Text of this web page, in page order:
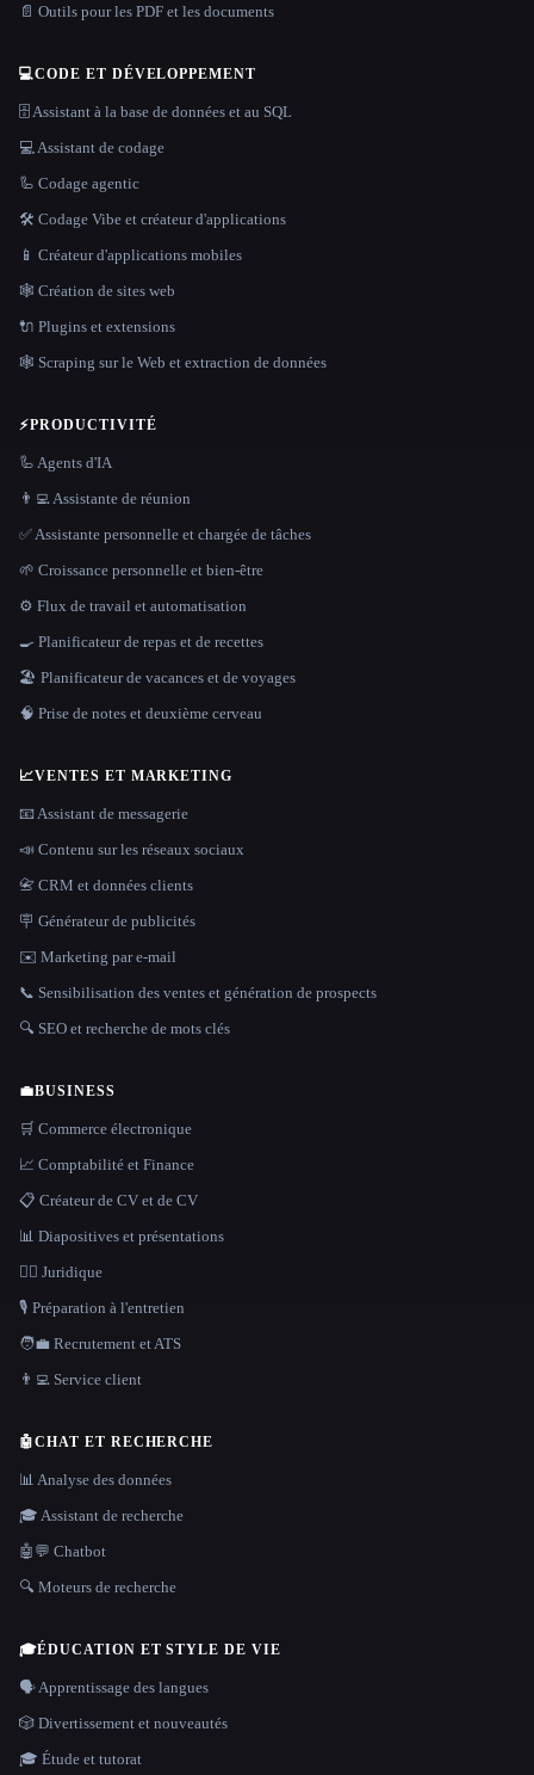
📄 Outils pour les PDF et les documents
💻CODE ET DÉVELOPPEMENT
🗄️ Assistant à la base de données et au SQL
💻 Assistant de codage
🦾 Codage agentic
🛠️ Codage Vibe et créateur d'applications
📱 Créateur d'applications mobiles
🕸 Création de sites web
🔌 Plugins et extensions
🕸️ Scraping sur le Web et extraction de données
⚡PRODUCTIVITÉ
🦾 Agents d'IA
👨‍💻 Assistante de réunion
✅ Assistante personnelle et chargée de tâches
🌱 Croissance personnelle et bien-être
⚙️ Flux de travail et automatisation
🍳 Planificateur de repas et de recettes
🏖 Planificateur de vacances et de voyages
🧠 Prise de notes et deuxième cerveau
📈VENTES ET MARKETING
📧 Assistant de messagerie
📣 Contenu sur les réseaux sociaux
📇 CRM et données clients
🪧 Générateur de publicités
✉️ Marketing par e-mail
📞 Sensibilisation des ventes et génération de prospects
🔍 SEO et recherche de mots clés
💼BUSINESS
🛒 Commerce électronique
📈 Comptabilité et Finance
📋 Créateur de CV et de CV
📊 Diapositives et présentations
👩‍⚖️ Juridique
🎙️ Préparation à l'entretien
🧑‍💼 Recrutement et ATS
👨‍💻 Service client
🤖CHAT ET RECHERCHE
📊 Analyse des données
🎓 Assistant de recherche
🤖💬 Chatbot
🔍 Moteurs de recherche
🎓ÉDUCATION ET STYLE DE VIE
🗣️ Apprentissage des langues
🎲 Divertissement et nouveautés
🎓 Étude et tutorat